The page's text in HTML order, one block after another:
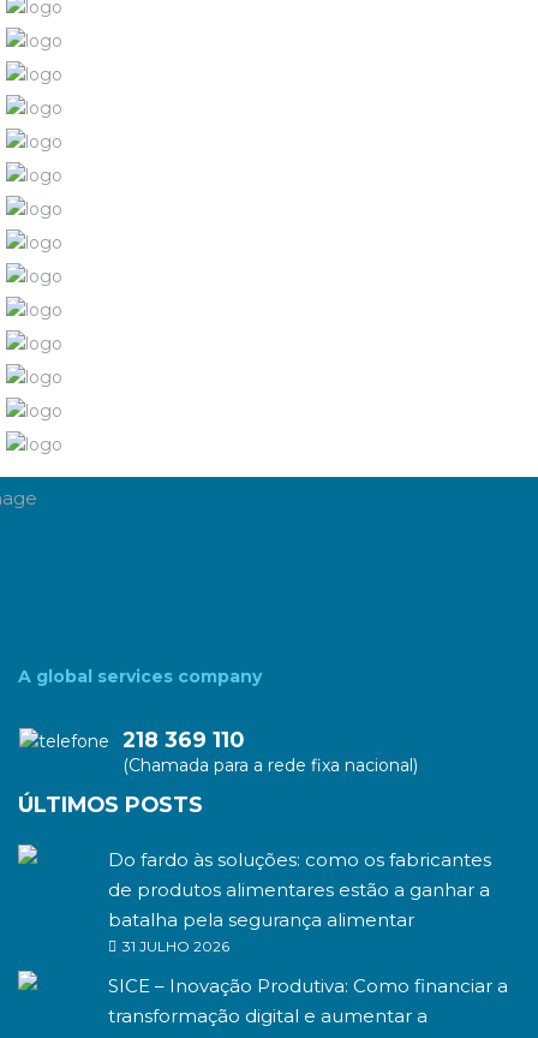
A global services company
218 369 110
(Chamada para a rede fixa nacional)
ÚLTIMOS POSTS
Do fardo às soluções: como os fabricantes
de produtos alimentares estão a ganhar a
batalha pela segurança alimentar
31 JULHO 2026
SICE – Inovação Produtiva: Como financiar a
transformação digital e aumentar a